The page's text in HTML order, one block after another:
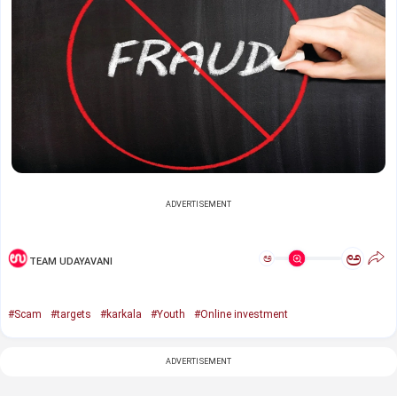
ADVERTISEMENT
TEAM UDAYAVANI ಅ ಅ
#Scam #targets #karkala #Youth #Online investment
ADVERTISEMENT